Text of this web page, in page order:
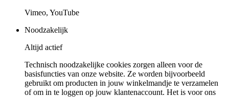
Vimeo, YouTube
Noodzakelijk
Altijd actief
Technisch noodzakelijke cookies zorgen alleen voor de
basisfuncties van onze website. Ze worden bijvoorbeeld
gebruikt om producten in jouw winkelmandje te verzamelen
of om in te loggen op jouw klantenaccount. Het is voor ons